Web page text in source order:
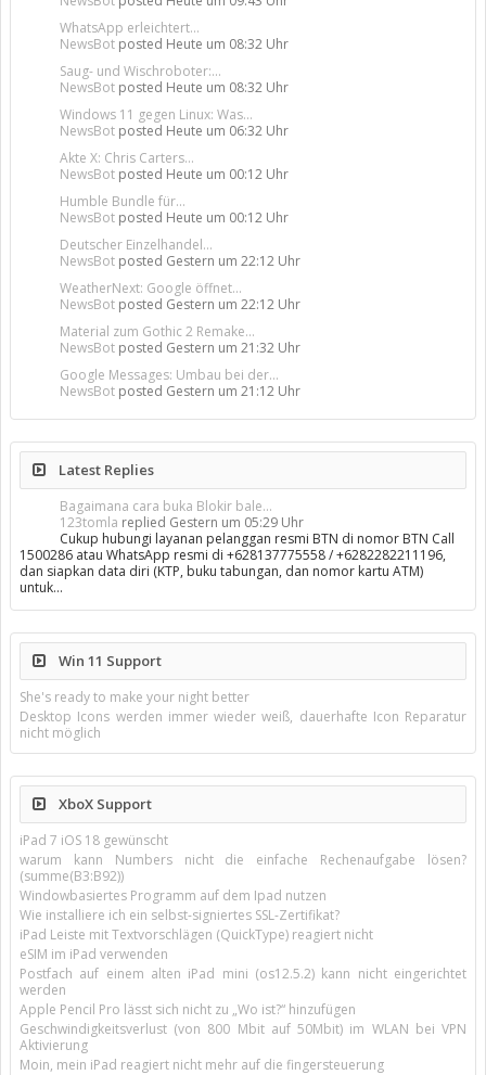
WhatsApp erleichtert...
NewsBot posted Heute um 08:32 Uhr
Saug- und Wischroboter:...
NewsBot posted Heute um 08:32 Uhr
Windows 11 gegen Linux: Was...
NewsBot posted Heute um 06:32 Uhr
Akte X: Chris Carters...
NewsBot posted Heute um 00:12 Uhr
Humble Bundle für...
NewsBot posted Heute um 00:12 Uhr
Deutscher Einzelhandel...
NewsBot posted Gestern um 22:12 Uhr
WeatherNext: Google öffnet...
NewsBot posted Gestern um 22:12 Uhr
Material zum Gothic 2 Remake...
NewsBot posted Gestern um 21:32 Uhr
Google Messages: Umbau bei der...
NewsBot posted Gestern um 21:12 Uhr
Latest Replies
Bagaimana cara buka Blokir bale...
123tomla replied Gestern um 05:29 Uhr
Cukup hubungi layanan pelanggan resmi BTN di nomor BTN Call
1500286 atau WhatsApp resmi di +628137775558 / +6282282211196,
dan siapkan data diri (KTP, buku tabungan, dan nomor kartu ATM)
untuk…
Win 11 Support
She's ready to make your night better
Desktop Icons werden immer wieder weiß, dauerhafte Icon Reparatur
nicht möglich
XboX Support
iPad 7 iOS 18 gewünscht
warum kann Numbers nicht die einfache Rechenaufgabe lösen?
(summe(B3:B92))
Windowbasiertes Programm auf dem Ipad nutzen
Wie installiere ich ein selbst-signiertes SSL-Zertifikat?
iPad Leiste mit Textvorschlägen (QuickType) reagiert nicht
eSIM im iPad verwenden
Postfach auf einem alten iPad mini (os12.5.2) kann nicht eingerichtet
werden
Apple Pencil Pro lässt sich nicht zu „Wo ist?“ hinzufügen
Geschwindigkeitsverlust (von 800 Mbit auf 50Mbit) im WLAN bei VPN
Aktivierung
Moin, mein iPad reagiert nicht mehr auf die fingersteuerung